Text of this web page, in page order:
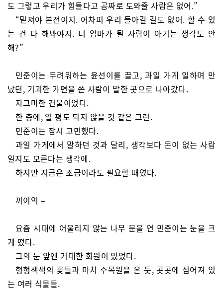
도 그렇고 우리가 힘들다고 공짜로 도와줄 사람은 없어.”
“밑져야 본전이지. 어차피 우리 돌아갈 길도 없어. 할 수 있
는 건 다 해봐야지. 너 엄마가 될 사람이 아기는 생각도 안
해?”
민준이는 두려워하는 윤선이를 끌고, 과일 가게 일하며 만
났던, 기괴한 가면을 쓴 사람이 말한 곳으로 나아갔다.
자그마한 건물이었다.
한 층에, 열 평도 되지 않을 것 같은 그런.
민준이는 잠시 고민했다.
과일 가게에서 말하던 것과 달리, 생각보다 돈이 없는 사람
일지도 모른다는 생각에.
하지만 지금은 조금이라도 필요할 때였다.
끼이익 –
요즘 시대에 어울리지 않는 나무 문을 연 민준이는 눈을 크
게 떴다.
그의 눈 앞엔 거대한 화원이 있었다.
형형색색의 꽃들과 마치 수목원을 온 듯, 곳곳에 심어져 있
는 여러 식물들.